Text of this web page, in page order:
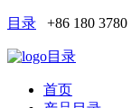
目录 +86 180 3780
目录
首页